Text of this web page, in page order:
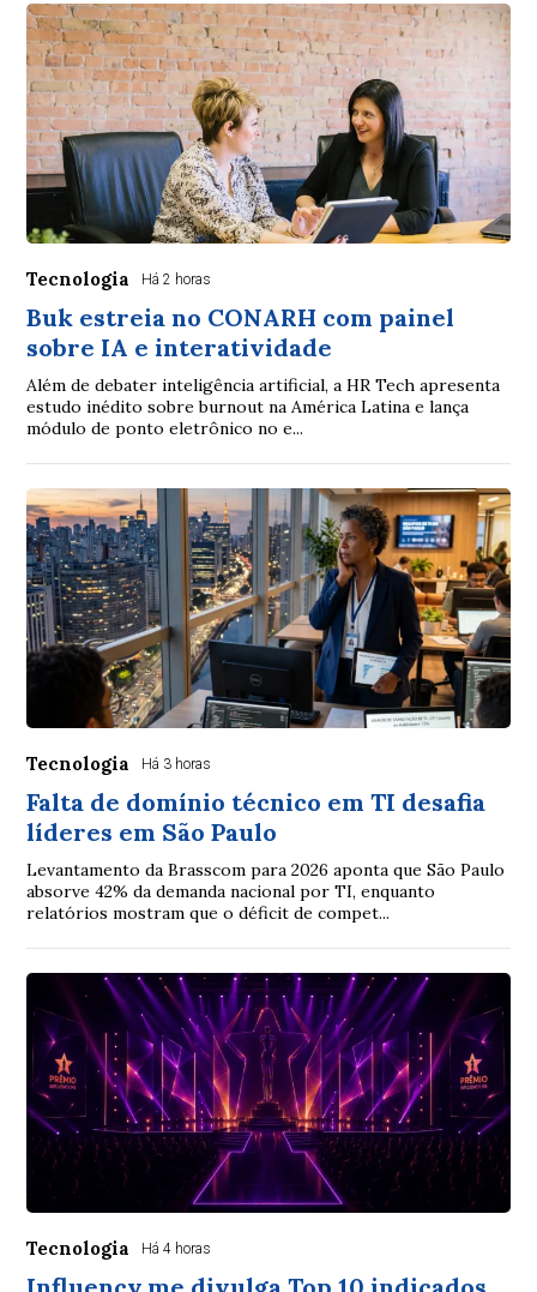
Tecnologia Há 2 horas
Buk estreia no CONARH com painel
sobre IA e interatividade
Além de debater inteligência artificial, a HR Tech apresenta
estudo inédito sobre burnout na América Latina e lança
módulo de ponto eletrônico no e...
Tecnologia Há 3 horas
Falta de domínio técnico em TI desafia
líderes em São Paulo
Levantamento da Brasscom para 2026 aponta que São Paulo
absorve 42% da demanda nacional por TI, enquanto
relatórios mostram que o déficit de compet...
Tecnologia Há 4 horas